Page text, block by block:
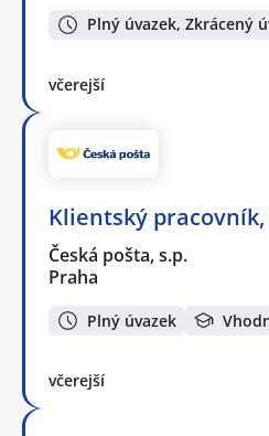
Plný úvazek, Zkrácený
včerejší
Klientský pracovník,
Česká pošta, s.p.
Praha
Plný úvazek
včerejší